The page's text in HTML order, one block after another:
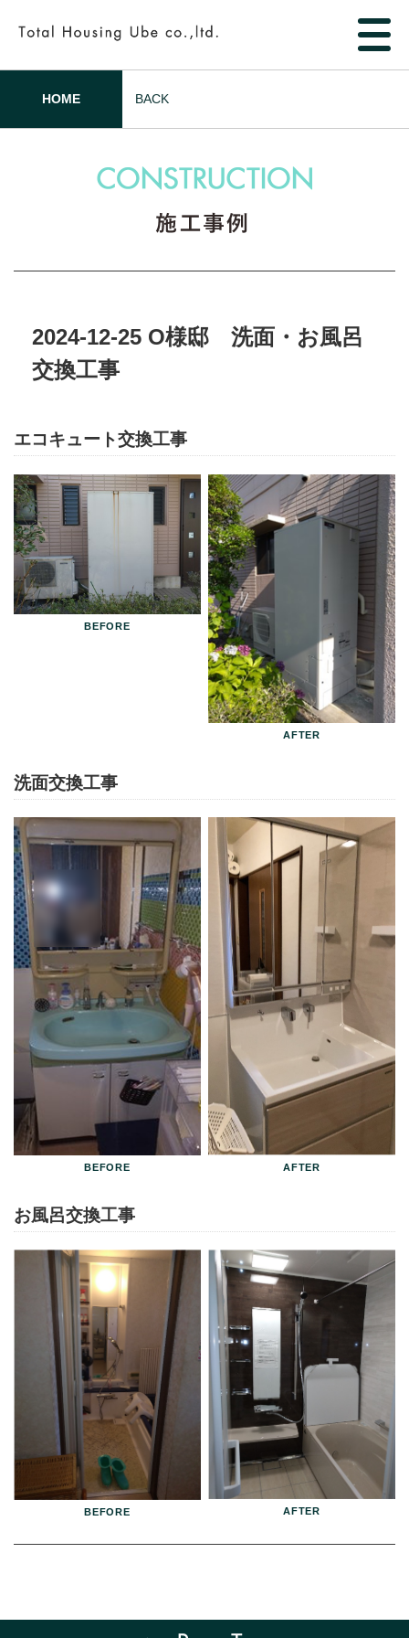
HOME BACK
2024-12-25 O様邸 洗面・お風呂
交換工事
エコキュート交換工事
洗面交換工事
お風呂交換工事